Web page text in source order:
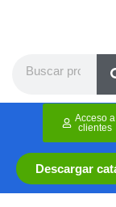
Descargar
Acceso a
clientes